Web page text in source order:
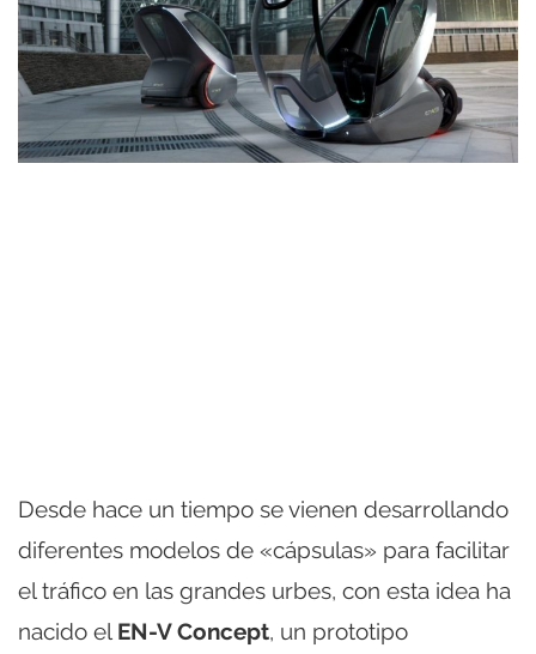
Desde hace un tiempo se vienen desarrollando
diferentes modelos de «cápsulas» para facilitar
el tráfico en las grandes urbes, con esta idea ha
nacido el EN-V Concept, un prototipo